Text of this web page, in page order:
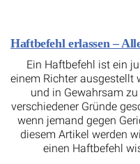
Haftbefehl erlassen –
Ein Haftbefehl ist ein
einem Richter ausgestellt
und in Gewahrsam
verschiedener Gründe
wenn jemand gegen
diesem Artikel werden
einen Haftbefehl